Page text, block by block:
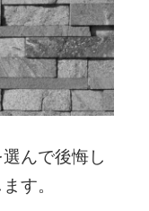
んで後悔し
す。